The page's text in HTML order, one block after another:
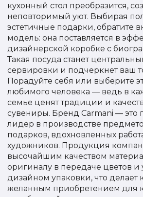
кухонный стол преобразится,
неповторимый уют. Выбирая
эстетичные подарки, обратите
модель: она поставляется в
дизайнерской коробке с
Такая посуда станет
сервировки и подчеркнет ваш
Порадуйте себя или выберите
любимого человека — ведь в
семье ценят традиции и
сувениры. Бренд Carmani — это
лидер в производстве
подарков, вдохновленных
художников. Продукция
высочайшим качеством
оригиналу в передаче цветов
дизайном упаковки, что делает
желанным приобретением для